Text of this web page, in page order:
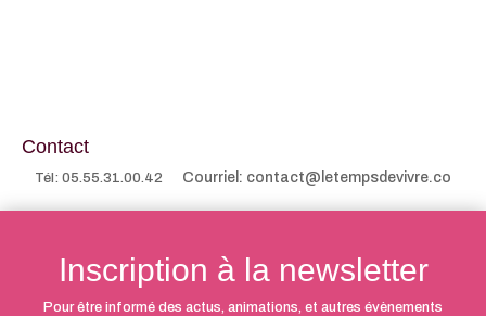
Contact
Tél: 05.55.31.00.42 Courriel: contact@letempsdevivre.co
Inscription à la newsletter
Pour être informé des actus, animations, et autres évènements